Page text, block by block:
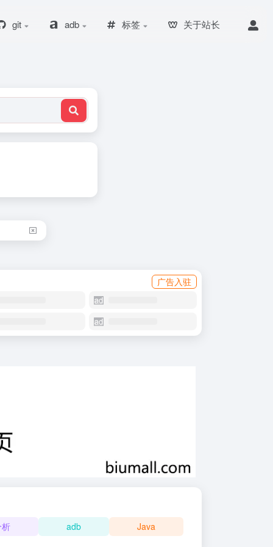
git adb 标签 关于站长
广告入驻
adb Java